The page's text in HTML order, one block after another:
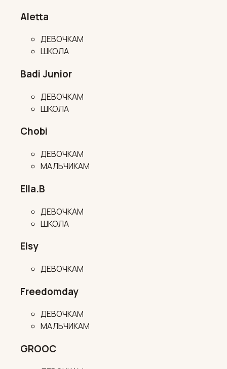
Aletta
ДЕВОЧКАМ
ШКОЛА
Badi Junior
ДЕВОЧКАМ
ШКОЛА
Chobi
ДЕВОЧКАМ
МАЛЬЧИКАМ
Ella.B
ДЕВОЧКАМ
ШКОЛА
Elsy
ДЕВОЧКАМ
Freedomday
ДЕВОЧКАМ
МАЛЬЧИКАМ
GROOC